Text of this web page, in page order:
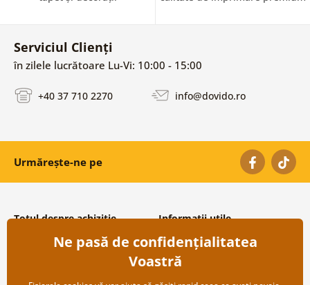
Serviciul Clienți
în zilele lucrătoare Lu-Vi: 10:00 - 15:00
+40 37 710 2270 info@dovido.ro
Urmărește-ne pe
Totul despre achiziție
Condiții și termeni generali
Protecția datelor personale
Transport și modalități de plată
Returnare
Informații utile
Despre noi
Întrebări frecvente
Contacte
Cooperare angro
Ne pasă de confidențialitatea
Voastră